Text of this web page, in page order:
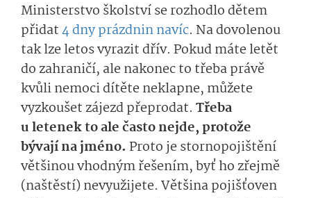
Ministerstvo školství se rozhodlo dětem
přidat4 dny prázdnin navíc. Na dovolenou
tak lze letos vyrazit dřív. Pokud máte letět
do zahraničí, ale nakonec to třeba právě
kvůli nemoci dítěte neklapne, můžete
vyzkoušet zájezd přeprodat. Třeba
u letenek to ale často nejde, protože
bývají na jméno. Proto je stornopojištění
většinou vhodným řešením, byť ho zřejmě
(naštěstí) nevyužijete. Většina pojišťoven